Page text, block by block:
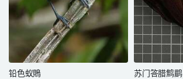
铅色蚁鵙 苏门答腊鹪鹛